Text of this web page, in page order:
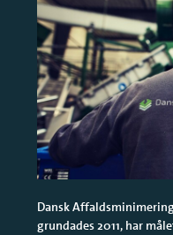
Dansk
grundades 2011, har